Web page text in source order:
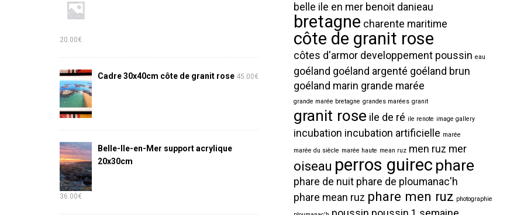
20.00€
Cadre 30x40cm côte de granit rose 45.00€
Belle-Ile-en-Mer support acrylique
20x30cm
36.00€
belle ile en mer benoit danieau
bretagne charente maritime
côte de granit rose
côtes d'armor developpement poussin eau
goéland goéland argenté goéland brun
goéland marin grande marée
grande marée bretagne grandes marées granit
granit rose ile de ré ile renote image gallery
incubation incubation artificielle marée
marée du siècle marée haute mean ruz men ruz mer
oiseau perros guirec phare
phare de nuit phare de ploumanac'h
phare mean ruz phare men ruz photographie